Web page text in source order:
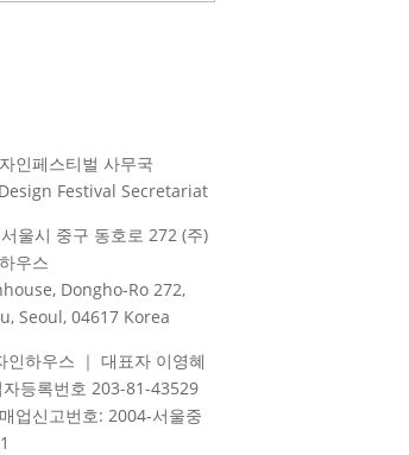
인페스티벌 사무국
Festival Secretariat
울시 중구 동호로 272 (주)
우스
Dongho-Ro 272,
Seoul, 04617 Korea
인하우스 ｜ 대표자 이영혜
자등록번호 203-81-43529
업신고번호: 2004-서울중